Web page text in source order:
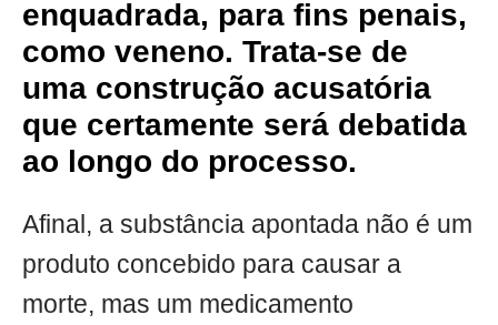
enquadrada, para fins penais,
como veneno. Trata-se de
uma construção acusatória
que certamente será debatida
ao longo do processo.
Afinal, a substância apontada não é um
produto concebido para causar a
morte, mas um medicamento